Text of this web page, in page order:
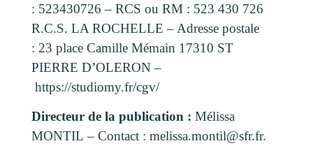
: 523430726 – RCS ou RM : 523 430 726
R.C.S. LA ROCHELLE – Adresse postale
: 23 place Camille Mémain 17310 ST
PIERRE D’OLERON–
https://studiomy.fr/cgv/
Directeur de la publication : Mélissa
MONTIL – Contact : melissa.montil@sfr.fr.